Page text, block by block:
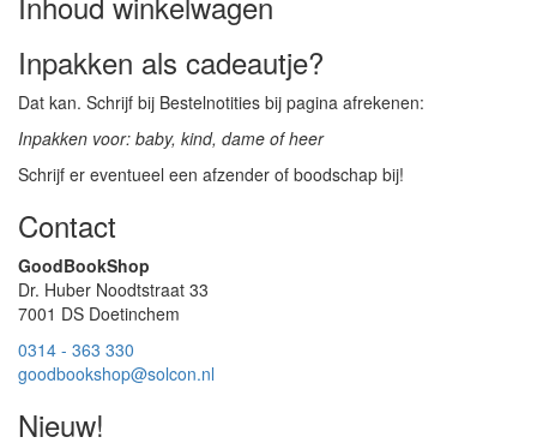
Inpakken als cadeautje?
Dat kan. Schrijf bij Bestelnotities bij pagina afrekenen:
Inpakken voor: baby, kind, dame of heer
Schrijf er eventueel een afzender of boodschap bij!
Contact
GoodBookShop
Dr. Huber Noodtstraat 33
7001 DS Doetinchem
0314 - 363 330
goodbookshop@solcon.nl
Nieuw!